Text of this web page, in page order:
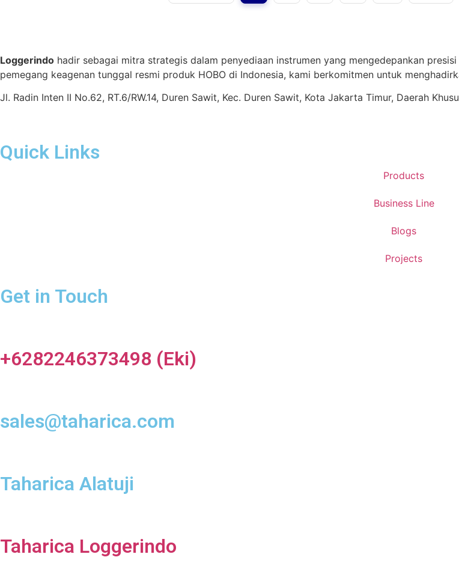
Loggerindo hadir sebagai mitra strategis dalam penyediaan instrumen yang mengedepankan
pemegang keagenan tunggal resmi produk HOBO di Indonesia, kami berkomitmen untuk
Jl. Radin Inten II No.62, RT.6/RW.14, Duren Sawit, Kec. Duren Sawit, Kota Jakarta Timur, Daerah
Quick Links
Products
Business Line
Blogs
Projects
Get in Touch
+6282246373498 (Eki)
sales@taharica.com
Taharica Alatuji
Taharica Loggerindo